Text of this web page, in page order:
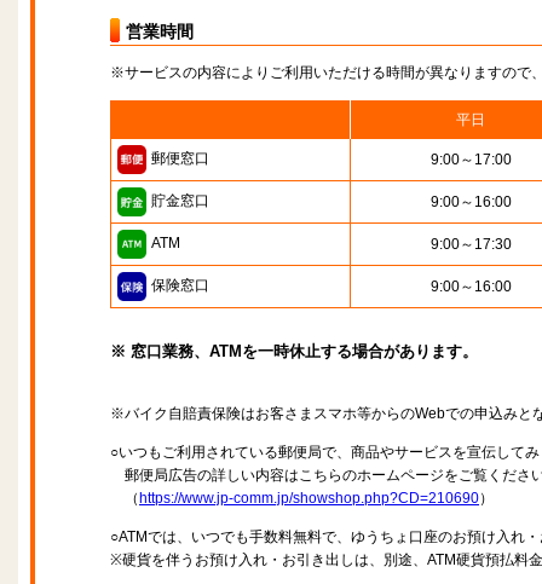
営業時間
※サービスの内容によりご利用いただける時間が異なりますので
平日
郵便窓口 9:00～17:00
貯金窓口 9:00～16:00
ATM 9:00～17:30
保険窓口 9:00～16:00
※ 窓口業務、ATMを一時休止する場合があります。
※バイク自賠責保険はお客さまスマホ等からのWebでの申込みと
○いつもご利用されている郵便局で、商品やサービスを宣伝して
郵便局広告の詳しい内容はこちらのホームページをご覧くださ
（ https://www.jp-comm.jp/showshop.php?CD=210690）
○ATMでは、いつでも手数料無料で、ゆうちょ口座のお預け入れ
※硬貨を伴うお預け入れ・お引き出しは、別途、ATM硬貨預払料